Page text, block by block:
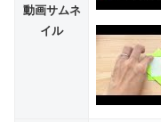
動画サムネ
イル